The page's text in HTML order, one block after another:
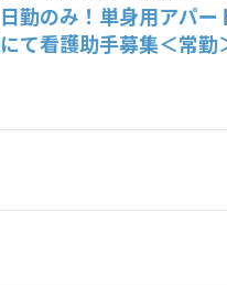
勤のみ！単身用アパー
て看護助手募集＜常勤